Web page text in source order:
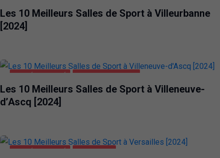
Les 10 Meilleurs Salles de Sport à Villeurbanne
[2024]
Les 10 Meilleurs Salles de Sport à Villeneuve-
d’Ascq [2024]